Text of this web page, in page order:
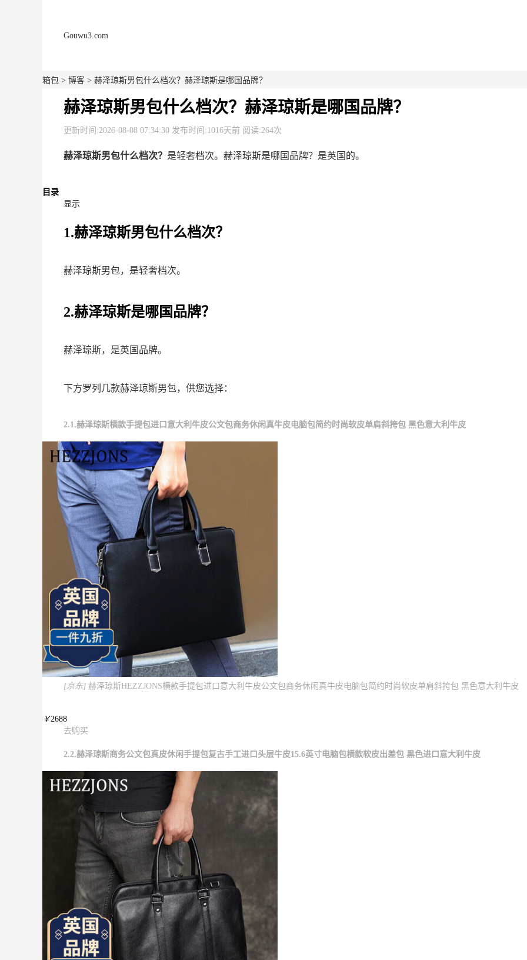
Gouwu3.com
箱包 > 博客 > 赫泽琼斯男包什么档次？赫泽琼斯是哪国品牌？
赫泽琼斯男包什么档次？赫泽琼斯是哪国品牌？
更新时间:2026-08-08 07:34:30 发布时间:1016天前 阅读:264次
赫泽琼斯男包什么档次？ 是轻奢档次。赫泽琼斯是哪国品牌？是英国的。
目录
显示
1.赫泽琼斯男包什么档次？
赫泽琼斯男包，是轻奢档次。
2.赫泽琼斯是哪国品牌？
赫泽琼斯，是英国品牌。
下方罗列几款赫泽琼斯男包，供您选择：
2.1.赫泽琼斯横款手提包进口意大利牛皮公文包商务休闲真牛皮电脑包简约时尚软皮单肩斜挎包 黑色意大利牛皮
[京东] 赫泽琼斯HEZZJONS横款手提包进口意大利牛皮公文包商务休闲真牛皮电脑包简约时尚软皮单肩斜挎包 黑色意大利牛皮
￥2688
去购买
2.2.赫泽琼斯商务公文包真皮休闲手提包复古手工进口头层牛皮15.6英寸电脑包横款软皮出差包 黑色进口意大利牛皮